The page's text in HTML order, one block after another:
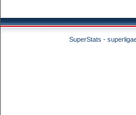
SuperStats -